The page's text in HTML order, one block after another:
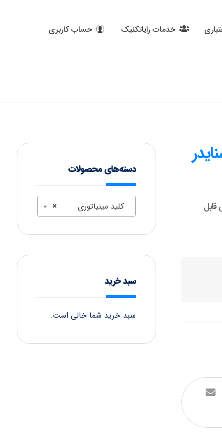
خدمات رایاتکنیک حساب کاربری
دسته‌های محصولات
× کلید مینیاتوری
سبد خرید
سبد خرید شما خالی است.